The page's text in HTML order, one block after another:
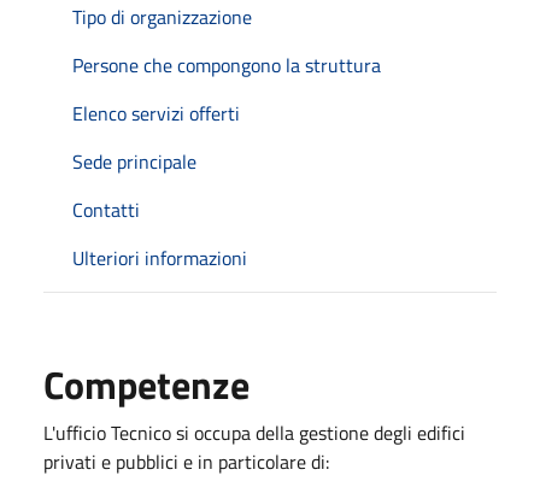
Tipo di organizzazione
Persone che compongono la struttura
Elenco servizi offerti
Sede principale
Contatti
Ulteriori informazioni
Competenze
L'ufficio Tecnico si occupa della gestione degli edifici
privati e pubblici e in particolare di: